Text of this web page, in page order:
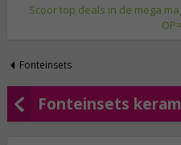
Scoor top deals in de mega
Fonteinsets
Fonteinsets